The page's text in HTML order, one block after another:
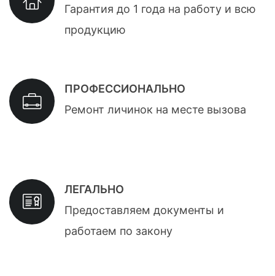
Гарантия до 1 года на работу и всю
продукцию
ПРОФЕССИОНАЛЬНО
Ремонт личинок на месте вызова
ЛЕГАЛЬНО
Предоставляем документы и
работаем по закону